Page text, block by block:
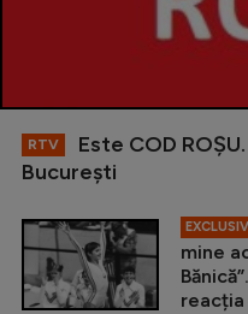
RTV
Este COD
Bucureşti
EXCLUSIV
mine
reacția